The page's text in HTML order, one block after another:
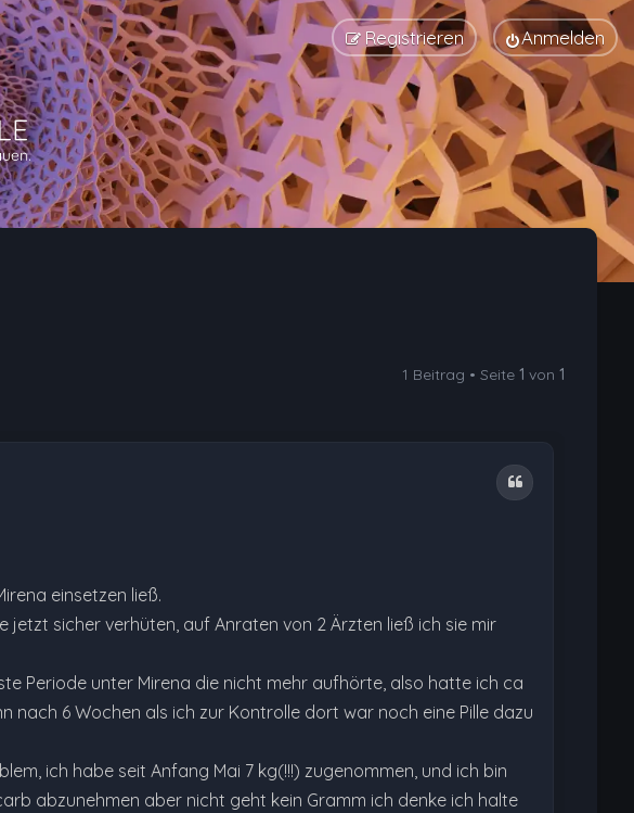
Anmelden
Registrieren
1 Beitrag • Seite1 von1
Zitat
einsetzen ließ.
jetzt sicher verhüten, auf Anraten von 2 Ärzten ließ ich sie mir
Periode unter Mirena die nicht mehr aufhörte, also hatte ich ca
nach 6 Wochen als ich zur Kontrolle dort war noch eine Pille dazu
ich habe seit Anfang Mai 7 kg(!!!) zugenommen, und ich bin
abzunehmen aber nicht geht kein Gramm ich denke ich halte